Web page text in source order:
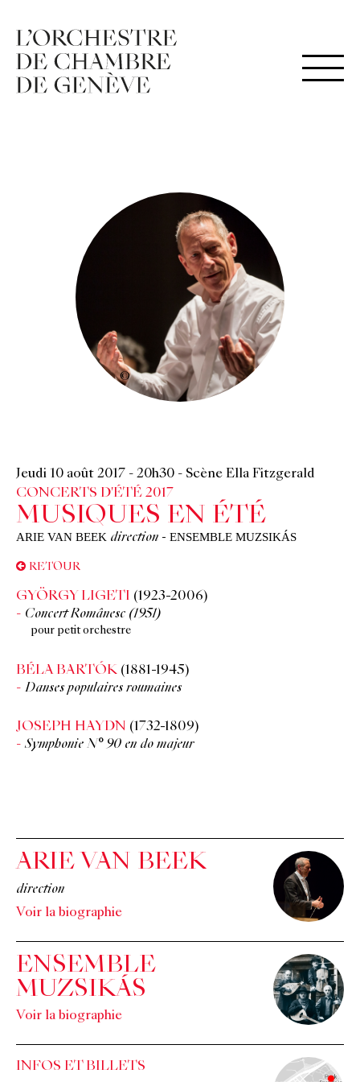
©
Jeudi 10 août 2017 - 20h30 - Scène Ella Fitzgerald
CONCERTS D'ÉTÉ 2017
MUSIQUES EN ÉTÉ
ARIE VAN BEEK direction - ENSEMBLE MUZSIKÁS
RETOUR
GYÖRGY LIGETI (1923-2006)
Concert Românesc (1951)
pour petit orchestre
BÉLA BARTÓK (1881-1945)
Danses populaires roumaines
JOSEPH HAYDN (1732-1809)
Symphonie N° 90 en do majeur
ARIE VAN BEEK
direction
Voir la biographie
ENSEMBLE
MUZSIKÁS
Voir la biographie
INFOS ET BILLETS